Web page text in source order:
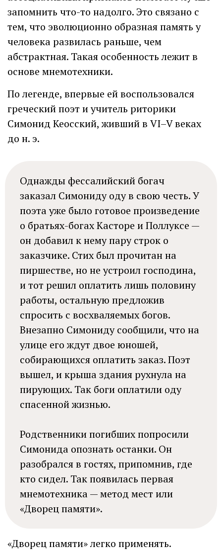
запомнить что-то надолго. Это связано с
тем, что эволюционно образная память у
человека развилась раньше, чем
абстрактная. Такая особенность лежит в
основе мнемотехники.
По легенде, впервые ей воспользовался
греческий поэт и учитель риторики
Симонид Кеосский, живший в VI–V веках
до н. э.
Однажды фессалийский богач
заказал Симониду оду в свою честь. У
поэта уже было готовое произведение
о братьях-богах Касторе и Поллуксе —
он добавил к нему пару строк о
заказчике. Стих был прочитан на
пиршестве, но не устроил господина,
и тот решил оплатить лишь половину
работы, остальную предложив
спросить с восхваляемых богов.
Внезапно Симониду сообщили, что на
улице его ждут двое юношей,
собирающихся оплатить заказ. Поэт
вышел, и крыша здания рухнула на
пирующих. Так боги оплатили оду
спасенной жизнью.
Родственники погибших попросили
Симонида опознать останки. Он
разобрался в гостях, припомнив, где
кто сидел. Так появилась первая
мнемотехника — метод мест или
«Дворец памяти».
«Дворец памяти» легко применять.